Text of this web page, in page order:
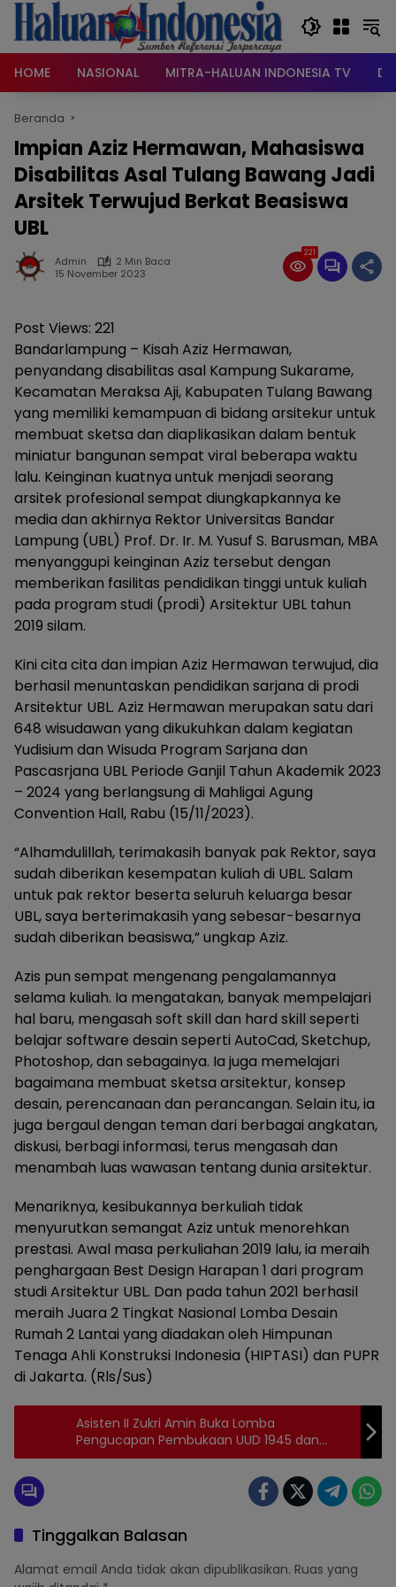
Langsung
konten
HOME
NASIONAL MITRA-HALUAN INDONESIA TV
Beranda
Impian Aziz Hermawan, Mahasiswa
Disabilitas Asal Tulang Bawang Jadi
Arsitek Terwujud Berkat Beasiswa
UBL
Admin
2 Min Baca
15 November 2023
221
Post Views: 221
Bandarlampung – Kisah Aziz Hermawan,
penyandang disabilitas asal Kampung Sukarame,
Kecamatan Meraksa Aji, Kabupaten Tulang Bawang
yang memiliki kemampuan di bidang arsitekur untuk
membuat sketsa dan diaplikasikan dalam bentuk
miniatur bangunan sempat viral beberapa waktu
lalu. Keinginan kuatnya untuk menjadi seorang
arsitek profesional sempat diungkapkannya ke
media dan akhirnya Rektor Universitas Bandar
Lampung (UBL) Prof. Dr. Ir. M. Yusuf S. Barusman, MBA
menyanggupi keinginan Aziz tersebut dengan
memberikan fasilitas pendidikan tinggi untuk kuliah
pada program studi (prodi) Arsitektur UBL tahun
2019 silam.
Kini cita cita dan impian Aziz Hermawan terwujud, dia
berhasil menuntaskan pendidikan sarjana di prodi
Arsitektur UBL. Aziz Hermawan merupakan satu dari
648 wisudawan yang dikukuhkan dalam kegiatan
Yudisium dan Wisuda Program Sarjana dan
Pascasrjana UBL Periode Ganjil Tahun Akademik 2023
– 2024 yang berlangsung di Mahligai Agung
Convention Hall, Rabu (15/11/2023).
“Alhamdulillah, terimakasih banyak pak Rektor, saya
sudah diberikan kesempatan kuliah di UBL. Salam
untuk pak rektor beserta seluruh keluarga besar
UBL, saya berterimakasih yang sebesar-besarnya
sudah diberikan beasiswa,” ungkap Aziz.
Azis pun sempat mengenang pengalamannya
selama kuliah. Ia mengatakan, banyak mempelajari
hal baru, mengasah soft skill dan hard skill seperti
belajar software desain seperti AutoCad, Sketchup,
Photoshop, dan sebagainya. Ia juga memelajari
bagaimana membuat sketsa arsitektur, konsep
desain, perencanaan dan perancangan. Selain itu, ia
juga bergaul dengan teman dari berbagai angkatan,
diskusi, berbagi informasi, terus mengasah dan
menambah luas wawasan tentang dunia arsitektur.
Menariknya, kesibukannya berkuliah tidak
menyurutkan semangat Aziz untuk menorehkan
prestasi. Awal masa perkuliahan 2019 lalu, ia meraih
penghargaan Best Design Harapan 1 dari program
studi Arsitektur UBL. Dan pada tahun 2021 berhasil
meraih Juara 2 Tingkat Nasional Lomba Desain
Rumah 2 Lantai yang diadakan oleh Himpunan
Tenaga Ahli Konstruksi Indonesia (HIPTASI) dan PUPR
di Jakarta. (Rls/Sus)
Asisten II Zukri Amin Buka Lomba
Pengucapan Pembukaan UUD 1945 dan
Panca Prasetya
Tinggalkan Balasan
Alamat email Anda tidak akan dipublikasikan. Ruas yang